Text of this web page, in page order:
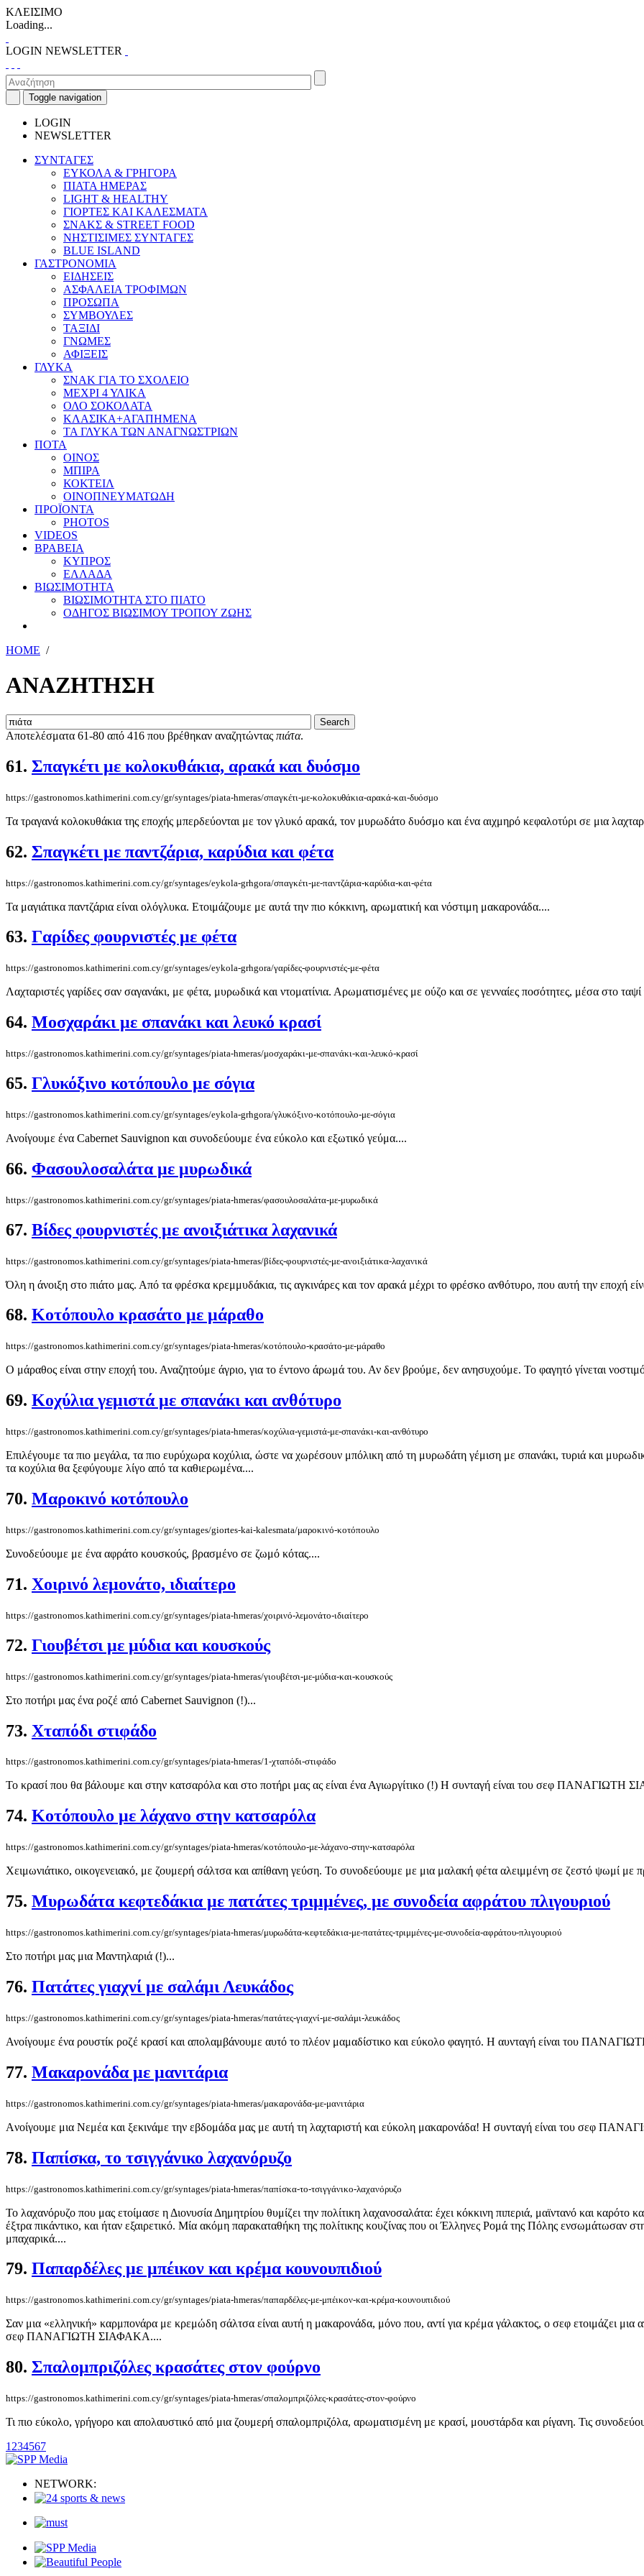
ΚΛΕΙΣΙΜΟ
Loading...
LOGIN NEWSLETTER
Toggle navigation
LOGIN
NEWSLETTER
ΣΥΝΤΑΓΕΣ
ΕΥΚΟΛΑ & ΓΡΗΓΟΡΑ
ΠΙΑΤΑ ΗΜΕΡΑΣ
LIGHT & HEALTHY
ΓΙΟΡΤΕΣ ΚΑΙ ΚΑΛΕΣΜΑΤΑ
ΣΝΑΚΣ & STREET FOOD
ΝΗΣΤΙΣΙΜΕΣ ΣΥΝΤΑΓΕΣ
BLUE ISLAND
ΓΑΣΤΡΟΝΟΜΙΑ
ΕΙΔΗΣΕΙΣ
ΑΣΦΑΛΕΙΑ ΤΡΟΦΙΜΩΝ
ΠΡΟΣΩΠΑ
ΣΥΜΒΟΥΛΕΣ
ΤΑΞΙΔΙ
ΓΝΩΜΕΣ
ΑΦΙΞΕΙΣ
ΓΛΥΚΑ
ΣΝΑΚ ΓΙΑ ΤΟ ΣΧΟΛΕΙΟ
ΜΕΧΡΙ 4 ΥΛΙΚΑ
ΟΛΟ ΣΟΚΟΛΑΤΑ
ΚΛΑΣΙΚΑ+ΑΓΑΠΗΜΕΝΑ
ΤΑ ΓΛΥΚΑ ΤΩΝ ΑΝΑΓΝΩΣΤΡΙΩΝ
ΠΟΤΑ
ΟΙΝΟΣ
ΜΠΙΡΑ
ΚΟΚΤΕΙΛ
ΟΙΝΟΠΝΕΥΜΑΤΩΔΗ
ΠΡΟΪΟΝΤΑ
PHOTOS
VIDEOS
ΒΡΑΒΕΙΑ
ΚΥΠΡΟΣ
ΕΛΛΑΔΑ
ΒΙΩΣΙΜΟΤΗΤΑ
ΒΙΩΣΙΜΟΤΗΤΑ ΣΤΟ ΠΙΑΤΟ
ΟΔΗΓΟΣ ΒΙΩΣΙΜΟΥ ΤΡΟΠΟΥ ΖΩΗΣ
HOME /
ΑΝΑΖΗΤΗΣΗ
Αποτελέσματα 61-80 από 416 που βρέθηκαν αναζητώντας πιάτα.
61. Σπαγκέτι με κολοκυθάκια, αρακά και δυόσμο
https://gastronomos.kathimerini.com.cy/gr/syntages/piata-hmeras/σπαγκέτι-με-κολοκυθάκια-αρακά-και-δυόσμο
Τα τραγανά κολοκυθάκια της εποχής μπερδεύονται με τον γλυκό αρακά, τον μυρωδάτο δυόσμο και ένα αιχμηρό κεφαλοτύρι σε μια
62. Σπαγκέτι με παντζάρια, καρύδια και φέτα
https://gastronomos.kathimerini.com.cy/gr/syntages/eykola-grhgora/σπαγκέτι-με-παντζάρια-καρύδια-και-φέτα
Τα μαγιάτικα παντζάρια είναι ολόγλυκα. Ετοιμάζουμε με αυτά την πιο κόκκινη, αρωματική και νόστιμη μακαρονάδα....
63. Γαρίδες φουρνιστές με φέτα
https://gastronomos.kathimerini.com.cy/gr/syntages/eykola-grhgora/γαρίδες-φουρνιστές-με-φέτα
Λαχταριστές γαρίδες σαν σαγανάκι, με φέτα, μυρωδικά και ντοματίνια. Αρωματισμένες με ούζο και σε γενναίες ποσότητες, μέσα στο
64. Μοσχαράκι με σπανάκι και λευκό κρασί
https://gastronomos.kathimerini.com.cy/gr/syntages/piata-hmeras/μοσχαράκι-με-σπανάκι-και-λευκό-κρασί
65. Γλυκόξινο κοτόπουλο με σόγια
https://gastronomos.kathimerini.com.cy/gr/syntages/eykola-grhgora/γλυκόξινο-κοτόπουλο-με-σόγια
Ανοίγουμε ένα Cabernet Sauvignon και συνοδεύουμε ένα εύκολο και εξωτικό γεύμα....
66. Φασουλοσαλάτα με μυρωδικά
https://gastronomos.kathimerini.com.cy/gr/syntages/piata-hmeras/φασουλοσαλάτα-με-μυρωδικά
67. Βίδες φουρνιστές με ανοιξιάτικα λαχανικά
https://gastronomos.kathimerini.com.cy/gr/syntages/piata-hmeras/βίδες-φουρνιστές-με-ανοιξιάτικα-λαχανικά
Όλη η άνοιξη στο πιάτο μας. Από τα φρέσκα κρεμμυδάκια, τις αγκινάρες και τον αρακά μέχρι το φρέσκο ανθότυρο, που αυτή την εποχή
68. Κοτόπουλο κρασάτο με μάραθο
https://gastronomos.kathimerini.com.cy/gr/syntages/piata-hmeras/κοτόπουλο-κρασάτο-με-μάραθο
Ο μάραθος είναι στην εποχή του. Αναζητούμε άγριο, για το έντονο άρωμά του. Αν δεν βρούμε, δεν ανησυχούμε. Το φαγητό γίνεται
69. Κοχύλια γεμιστά με σπανάκι και ανθότυρο
https://gastronomos.kathimerini.com.cy/gr/syntages/piata-hmeras/κοχύλια-γεμιστά-με-σπανάκι-και-ανθότυρο
Επιλέγουμε τα πιο μεγάλα, τα πιο ευρύχωρα κοχύλια, ώστε να χωρέσουν μπόλικη από τη μυρωδάτη γέμιση με σπανάκι, τυριά και
τα κοχύλια θα ξεφύγουμε λίγο από τα καθιερωμένα....
70. Μαροκινό κοτόπουλο
https://gastronomos.kathimerini.com.cy/gr/syntages/giortes-kai-kalesmata/μαροκινό-κοτόπουλο
Συνοδεύουμε με ένα αφράτο κουσκούς, βρασμένο σε ζωμό κότας....
71. Χοιρινό λεμονάτο, ιδιαίτερο
https://gastronomos.kathimerini.com.cy/gr/syntages/piata-hmeras/χοιρινό-λεμονάτο-ιδιαίτερο
72. Γιουβέτσι με μύδια και κουσκούς
https://gastronomos.kathimerini.com.cy/gr/syntages/piata-hmeras/γιουβέτσι-με-μύδια-και-κουσκούς
Στο ποτήρι μας ένα ροζέ από Cabernet Sauvignon (!)...
73. Χταπόδι στιφάδο
https://gastronomos.kathimerini.com.cy/gr/syntages/piata-hmeras/1-χταπόδι-στιφάδο
To κρασί που θα βάλουμε και στην κατσαρόλα και στο ποτήρι μας ας είναι ένα Αγιωργίτικο (!) Η συνταγή είναι του σεφ ΠΑΝΑΓΙΩΤΗ
74. Κοτόπουλο με λάχανο στην κατσαρόλα
https://gastronomos.kathimerini.com.cy/gr/syntages/piata-hmeras/κοτόπουλο-με-λάχανο-στην-κατσαρόλα
Χειμωνιάτικο, οικογενειακό, με ζουμερή σάλτσα και απίθανη γεύση. Το συνοδεύουμε με μια μαλακή φέτα αλειμμένη σε ζεστό
75. Μυρωδάτα κεφτεδάκια με πατάτες τριμμένες, με συνοδεία αφράτου πλιγουριού
https://gastronomos.kathimerini.com.cy/gr/syntages/piata-hmeras/μυρωδάτα-κεφτεδάκια-με-πατάτες-τριμμένες-με-συνοδεία-αφράτου-πλιγουριού
Στο ποτήρι μας μια Μαντηλαριά (!)...
76. Πατάτες γιαχνί με σαλάμι Λευκάδος
https://gastronomos.kathimerini.com.cy/gr/syntages/piata-hmeras/πατάτες-γιαχνί-με-σαλάμι-λευκάδος
Ανοίγουμε ένα ρουστίκ ροζέ κρασί και απολαμβάνουμε αυτό το πλέον μαμαδίστικο και εύκολο φαγητό. Η αυνταγή είναι του
77. Μακαρονάδα με μανιτάρια
https://gastronomos.kathimerini.com.cy/gr/syntages/piata-hmeras/μακαρονάδα-με-μανιτάρια
Aνοίγουμε μια Νεμέα και ξεκινάμε την εβδομάδα μας με αυτή τη λαχταριστή και εύκολη μακαρονάδα! Η συνταγή είναι του σεφ
78. Παπίσκα, το τσιγγάνικο λαχανόρυζο
https://gastronomos.kathimerini.com.cy/gr/syntages/piata-hmeras/παπίσκα-το-τσιγγάνικο-λαχανόρυζο
Το λαχανόρυζο που μας ετοίμασε η Διονυσία Δημητρίου θυμίζει την πολίτικη λαχανοσαλάτα: έχει κόκκινη πιπεριά, μαϊντανό και καρότο
έξτρα πικάντικο, και ήταν εξαιρετικό. Μία ακόμη παρακαταθήκη της πολίτικης κουζίνας που οι Έλληνες Ρομά της Πόλης ενσωμάτωσαν
μπαχαρικά....
79. Παπαρδέλες με μπέικον και κρέμα κουνουπιδιού
https://gastronomos.kathimerini.com.cy/gr/syntages/piata-hmeras/παπαρδέλες-με-μπέικον-και-κρέμα-κουνουπιδιού
Σαν μια «ελληνική» καρμπονάρα με κρεμώδη σάλτσα είναι αυτή η μακαρονάδα, μόνο που, αντί για κρέμα γάλακτος, ο σεφ ετοιμάζει μια
σεφ ΠΑΝΑΓΙΩΤΗ ΣΙΑΦΑΚΑ....
80. Σπαλομπριζόλες κρασάτες στον φούρνο
https://gastronomos.kathimerini.com.cy/gr/syntages/piata-hmeras/σπαλομπριζόλες-κρασάτες-στον-φούρνο
Τι πιο εύκολο, γρήγορο και απολαυστικό από μια ζουμερή σπαλομπριζόλα, αρωματισμένη με κρασί, μουστάρδα και ρίγανη. Τις
1 234567
NETWORK: